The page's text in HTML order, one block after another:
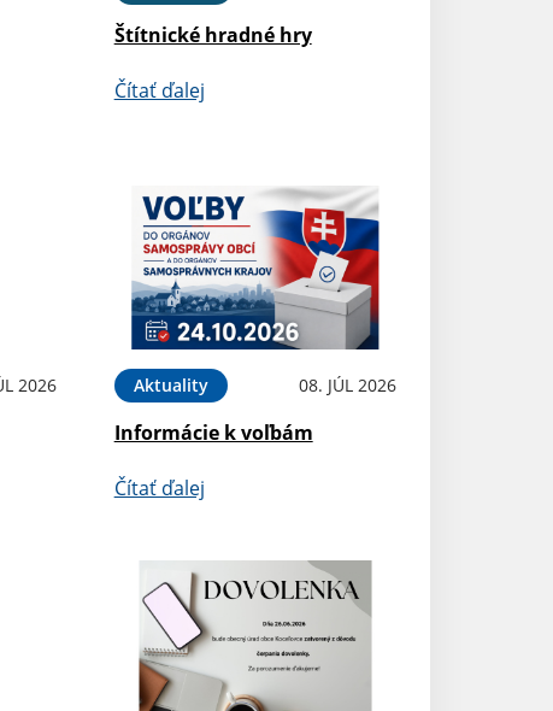
Štítnické hradné hry
Čítať ďalej
2026 Aktuality 08. JÚL 2026
Informácie k voľbám
Čítať ďalej